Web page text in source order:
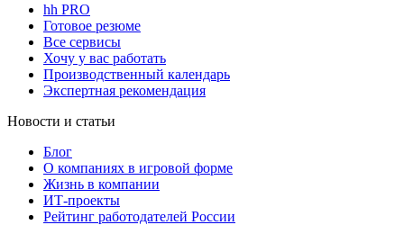
hh PRO
Готовое резюме
Все сервисы
Хочу у вас работать
Производственный календарь
Экспертная рекомендация
Новости и статьи
Блог
О компаниях в игровой форме
Жизнь в компании
ИТ-проекты
Рейтинг работодателей России